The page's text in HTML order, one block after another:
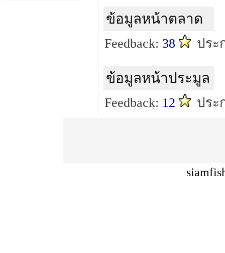
ข้อมูลหน้าตลาด
Feedback: 38 ปร
ข้อมูลหน้าประมูล
Feedback: 12 ประ